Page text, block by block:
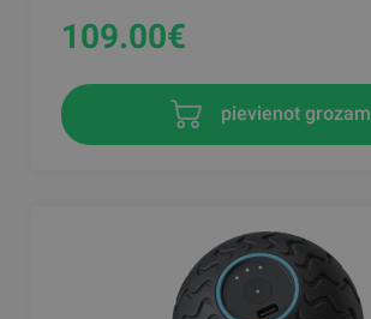
109.00€
pievienot grozam